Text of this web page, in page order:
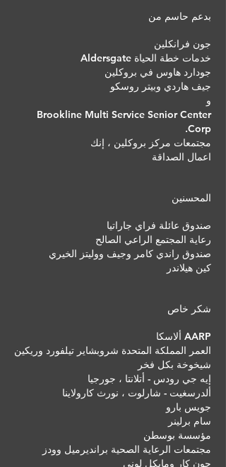
بدعم حاسم من
جون فرانكلين
خدمات خطة الحياة Aldersgate
جودارد هاوس في بروكلين
جيف هاردي وبيتر روسكو
و
Brookline Multi Service Senior Center
Corp.
مجتمعات مركز بروكلين ، إنك
اعمال الصداقة
المحسنين
صندوق عائلة فراي جاراتيا
رعاية المجتمع الراعي الصالح
صندوق راندي كامر وجيف ووليتز الخيري
كين هيلاندر
شكر خاص
AARP ألاسكا
العمر المملكة المتحدة شروبشاير تيلفورد وريكين
شيخوخة بكل فخر
إيه جي رودس - أتلانتا ، جورجيا
ألدرسغيت - شارلوت ، نورث كارولاينا
جويس بارو
سام برلينر
مؤسسة بوسطن
مجتمعات الرعاية الصحية برانديرميل وودز
جون كار ومايكل لوني